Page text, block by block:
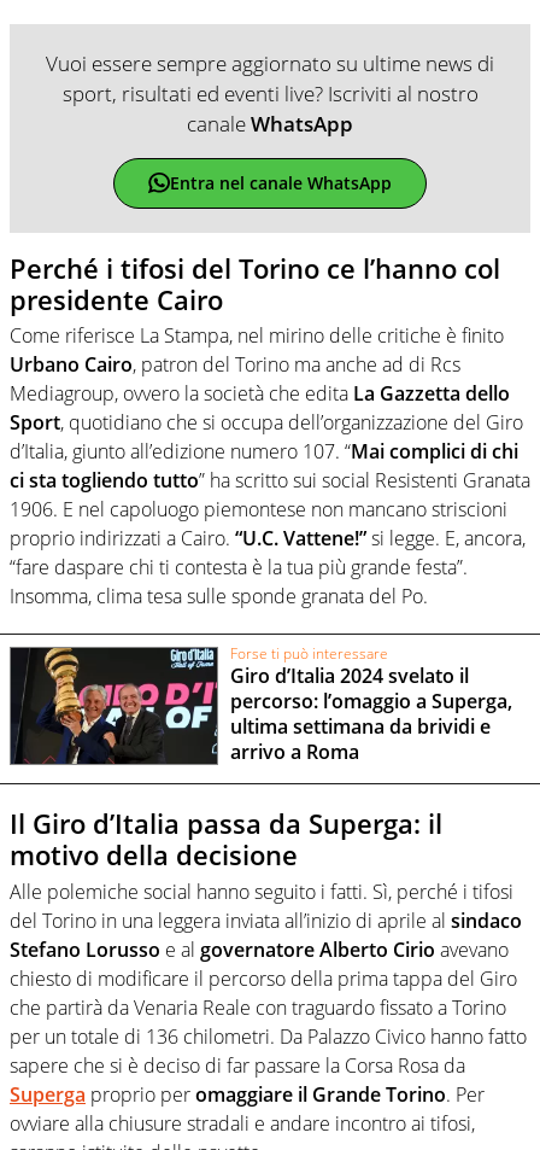
Vuoi essere sempre aggiornato su ultime news di
sport, risultati ed eventi live? Iscriviti al nostro
canaleWhatsApp
Entra nel canale WhatsApp
Perché i tifosi del Torino ce l’hanno col
presidente Cairo
Come riferisce La Stampa, nel mirino delle critiche è finito
Urbano Cairo, patron del Torino ma anche ad di Rcs
Mediagroup, ovvero la società che edita La Gazzetta dello
Sport, quotidiano che si occupa dell’organizzazione del Giro
d’Italia, giunto all’edizione numero 107. “Mai complici di chi
ci sta togliendo tutto” ha scritto sui social Resistenti Granata
1906. E nel capoluogo piemontese non mancano striscioni
proprio indirizzati a Cairo. “U.C. Vattene!”si legge. E, ancora,
“fare daspare chi ti contesta è la tua più grande festa”.
Insomma, clima tesa sulle sponde granata del Po.
Forse ti può interessare
Giro d’Italia 2024 svelato il
percorso: l’omaggio a Superga,
ultima settimana da brividi e
arrivo a Roma
Il Giro d’Italia passa da Superga: il
motivo della decisione
Alle polemiche social hanno seguito i fatti. Sì, perché i tifosi
del Torino in una leggera inviata all’inizio di aprile al sindaco
Stefano Lorusso e al governatore Alberto Cirio avevano
chiesto di modificare il percorso della prima tappa del Giro
che partirà da Venaria Reale con traguardo fissato a Torino
per un totale di 136 chilometri. Da Palazzo Civico hanno fatto
sapere che si è deciso di far passare la Corsa Rosa da
Superga proprio peromaggiare il Grande Torino. Per
ovviare alla chiusure stradali e andare incontro ai tifosi,